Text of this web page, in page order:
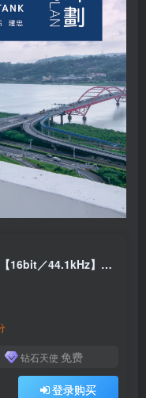
Tank Lu – 新计划(4710255632753)【16bit／44.1kHz】台湾区
钻石天使 免费
登录购买